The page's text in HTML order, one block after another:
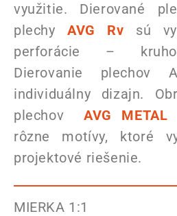
využitie. Dierované
plechy AVG Rv sú
perforácie –
Dierovanie plechov
individuálny dizajn.
plechovAVG METAL
rôzne motívy, ktoré
projektové riešenie.
MIERKA 1:1